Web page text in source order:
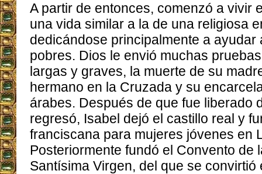
A partir de entonces, comenzó a vivir
una vida similar a la de una religiosa
dedicándose principalmente a ayudar
pobres. Dios le envió muchas
largas y graves, la muerte de su
hermano en la Cruzada y su
árabes. Después de que fue liberado
regresó, Isabel dejó el castillo real y
franciscana para mujeres jóvenes en
Posteriormente fundó el Convento de
Santísima Virgen, del que se convirtió